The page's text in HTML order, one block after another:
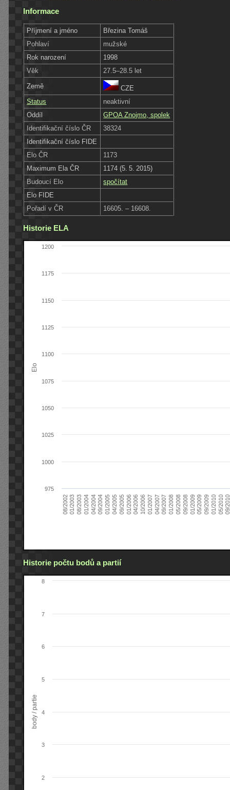
Informace
Příjmení a jméno
Březina Tomáš
Pohlaví
mužské
Rok narození
1998
Věk
27.5–28.5 let
Země
CZE
Status
neaktivní
Oddíl
GPOA Znojmo, spolek
Identifikační číslo ČR
38324
Identifikační číslo FIDE
Elo ČR
1173
Maximum Ela ČR
1174 (5. 5. 2015)
Budoucí Elo
spočítat
Elo FIDE
Pořadí v ČR
16605. – 16608.
Historie ELA
Elo
08/200201/200308/200301/200404/200409/200401/200504/200509/200501/200604/200610/200601/200704/200709/200701/200805/200809/200801/200905/200909/200901/201005/201009/
975
1000
1025
1050
1075
1100
1125
1150
1175
1200
Historie počtu bodů a partií
body / partie
2
3
4
5
6
7
8